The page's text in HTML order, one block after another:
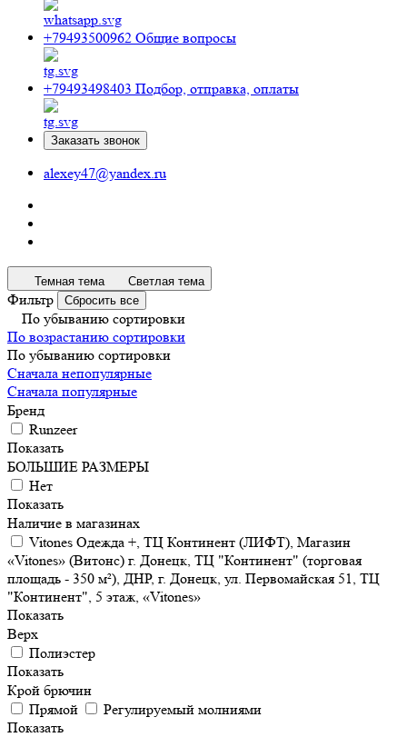
+79493500962 Общие вопросы
+79493498403 Подбор, отправка, оплаты
Заказать звонок
alexey47@yandex.ru
Темная тема Светлая тема
Фильтр Сбросить все
По убыванию сортировки
По возрастанию сортировки
По убыванию сортировки
Сначала непопулярные
Сначала популярные
Бренд
Runzeer
Показать
БОЛЬШИЕ РАЗМЕРЫ
Нет
Показать
Наличие в магазинах
Vitones Одежда +, ТЦ Континент (ЛИФТ), Магазин
«Vitones» (Витонс) г. Донецк, ТЦ "Континент" (торговая
площадь - 350 м²), ДНР, г. Донецк, ул. Первомайская 51, ТЦ
"Континент", 5 этаж, «Vitones»
Показать
Верх
Полиэстер
Показать
Крой брючин
Прямой
Регулируемый молниями
Показать